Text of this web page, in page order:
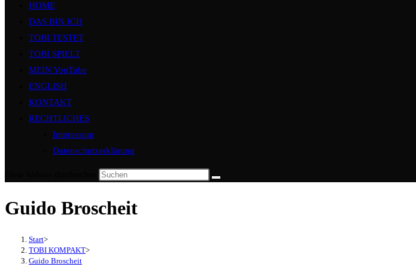
HOME
DAS BIN ICH
TOBI TESTET
TOBI SPIELT
MEIN YouTube
ENGLISH
KONTAKT
RECHTLICHES
Impressum
Datenschutzerklärung
Guido Broscheit
Start>
TOBI KOMPAKT>
Guido Broscheit